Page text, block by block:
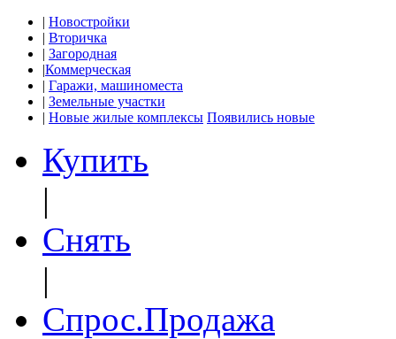
| Новостройки
| Вторичка
| Загородная
|Коммерческая
| Гаражи, машиноместа
| Земельные участки
| Новые жилые комплексы Появились новые
Купить
|
Снять
|
Спрос.Продажа